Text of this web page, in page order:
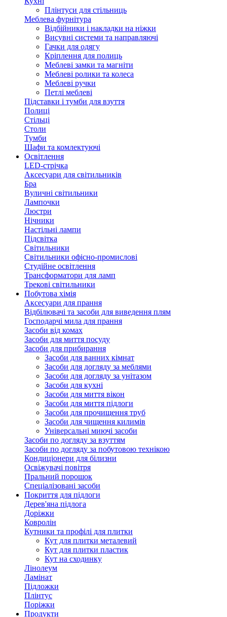
Плінтуси для стільниць
Меблева фурнітура
Відбійники і накладки на ніжки
Висувні системи та направляючі
Гачки для одягу
Кріплення для полиць
Меблеві замки та магніти
Меблеві ролики та колеса
Меблеві ручки
Петлі меблеві
Підставки і тумби для взуття
Полиці
Стільці
Столи
Тумби
Шафи та комлектуючі
Освітлення
LED-стрічка
Аксесуари для світильників
Бра
Вуличні світильники
Лампочки
Люстри
Нічники
Настільні лампи
Підсвітка
Світильники
Світильники офісно-промислові
Студійне освітлення
Трансформатори для ламп
Трекові світильники
Побутова хімія
Аксесуари для прання
Відбілювачі та засоби для виведення плям
Господарчі мила для прання
Засоби від комах
Засоби для миття посуду
Засоби для прибирання
Засоби для ванних кімнат
Засоби для догляду за меблями
Засоби для догляду за унітазом
Засоби для кухні
Засоби для миття вікон
Засоби для миття підлоги
Засоби для прочищення труб
Засоби для чищення килимів
Універсальні миючі засоби
Засоби по догляду за взуттям
Засоби по догляду за побутовою технікою
Кондиціонери для білизни
Освіжувачі повітря
Пральний порошок
Спеціалізовані засоби
Покриття для підлоги
Дерев'яна підлога
Доріжки
Ковролін
Кутники та профілі для плитки
Кут для плитки металевий
Кут для плитки пластик
Кут на сходинку
Лінолеум
Ламінат
Підложки
Плінтус
Поріжки
Продукти